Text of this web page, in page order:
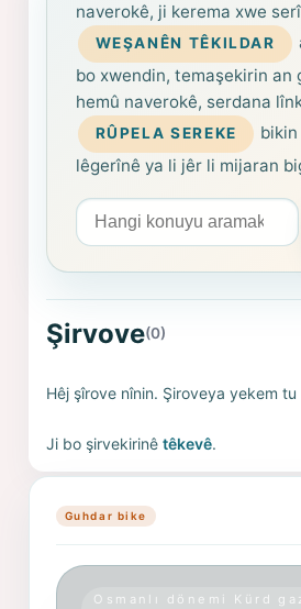
naverokê, ji kerema xwe
WEŞANÊN TÊKILDAR
bo xwendin, temaşekirin an
hemû naverokê, serdana
RÛPELA SEREKE
lêgerînê ya li jêr li mijaran
Arama yapın
Şirvove(0)
Hêj şîrove nînin. Şiroveya yekem tu
Ji bo şirvekirinêtêkevê.
Guhdar bike
Osmanlı dönemi Kürd